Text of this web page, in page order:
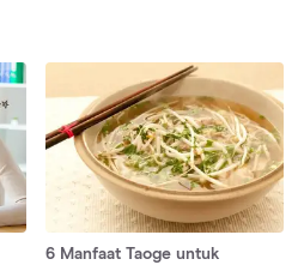
6 Manfaat Taoge untuk